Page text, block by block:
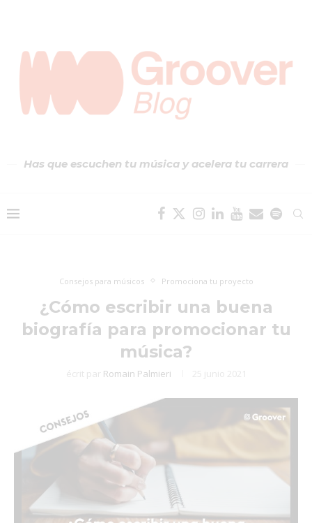
Has que escuchen tu música y acelera tu carrera
Consejos para músicos Promociona tu proyecto
¿Cómo escribir una buena
biografía para promocionar tu
música?
écrit par Romain Palmieri 25 junio 2021